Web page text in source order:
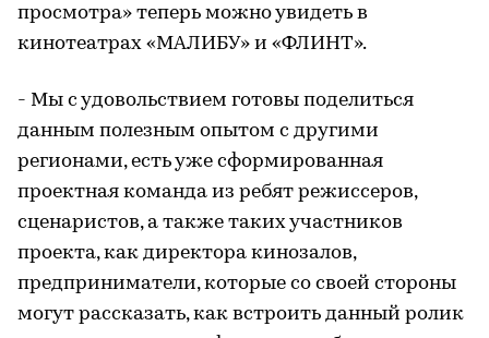
просмотра» теперь можно увидеть в
кинотеатрах «МАЛИБУ» и «ФЛИНТ».
- Мы с удовольствием готовы поделиться
данным полезным опытом с другими
регионами, есть уже сформированная
проектная команда из ребят режиссеров,
сценаристов, а также таких участников
проекта, как директора кинозалов,
предприниматели, которые со своей стороны
могут рассказать, как встроить данный ролик